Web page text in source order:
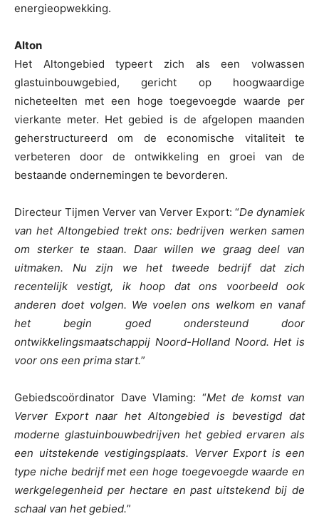
energieopwekking.
Alton
Het Altongebied typeert zich als een volwassen
glastuinbouwgebied, gericht op hoogwaardige
nicheteelten met een hoge toegevoegde waarde per
vierkante meter. Het gebied is de afgelopen maanden
geherstructureerd om de economische vitaliteit te
verbeteren door de ontwikkeling en groei van de
bestaande ondernemingen te bevorderen.
Directeur Tijmen Verver van Verver Export: “De dynamiek
van het Altongebied trekt ons: bedrijven werken samen
om sterker te staan. Daar willen we graag deel van
uitmaken. Nu zijn we het tweede bedrijf dat zich
recentelijk vestigt, ik hoop dat ons voorbeeld ook
anderen doet volgen. We voelen ons welkom en vanaf
het begin goed ondersteund door
ontwikkelingsmaatschappij Noord-Holland Noord. Het is
voor ons een prima start.”
Gebiedscoördinator Dave Vlaming: “Met de komst van
Verver Export naar het Altongebied is bevestigd dat
moderne glastuinbouwbedrijven het gebied ervaren als
een uitstekende vestigingsplaats. Verver Export is een
type niche bedrijf met een hoge toegevoegde waarde en
werkgelegenheid per hectare en past uitstekend bij de
schaal van het gebied.”